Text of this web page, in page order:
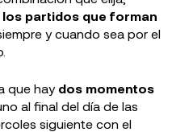
partidos que forman
siempre y cuando sea por el
que hay dos momentos
al final del día de las
siguiente con el